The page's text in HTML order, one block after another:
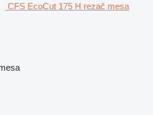
CFS EcoCut 175 H rezač mesa